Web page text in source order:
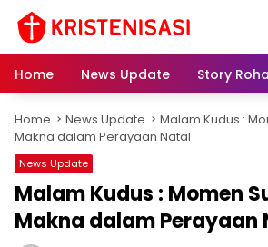
Home News Update Story
Home News Update
Malam Kudus :
Makna dalam Perayaan Natal
News Update
Malam Kudus : Momen
Makna dalam Perayaan